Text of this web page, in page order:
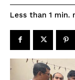
Less than 1 min.